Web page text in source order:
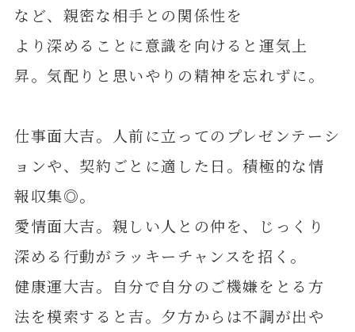
など、親密な相手との関係性を
より深めることに意識を向けると運気上
昇。気配りと思いやりの精神を忘れずに。
仕事面大吉。人前に立ってのプレゼンテーシ
ョンや、契約ごとに適した日。積極的な情
報収集◎。
愛情面大吉。親しい人との仲を、じっくり
深める行動がラッキーチャンスを招く。
健康運大吉。自分で自分のご機嫌をとる方
法を模索すると吉。夕方からは不調が出や